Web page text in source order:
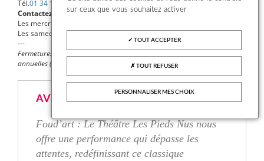
Tél.01 34 18 65 10
Contactez-nous
Les mercredis et vendredis de 14h à 18h
Les samedis de 14h à 18h, uniquement les jours de spectacle
---
Fermetures : dimanche (sauf spectacle), lundi, jours fériés et fermetures
annuelles (vacances scolaires)
AVIS PRESSE
Foud’art : Le Théâtre Les Pieds Nus nous
offre une performance qui dépasse les
attentes, redéfinissant ce classique
sur ceux que vous souhaitez activer
TOUT ACCEPTER
TOUT REFUSER
PERSONNALISER MES CHOIX